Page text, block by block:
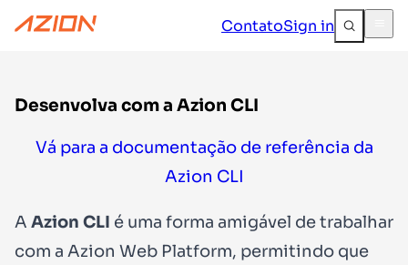
ContatoSign in
Desenvolva com a Azion CLI
Vá para a documentação de referência da
Azion CLI
A Azion CLI é uma forma amigável de trabalhar
com a Azion Web Platform, permitindo que